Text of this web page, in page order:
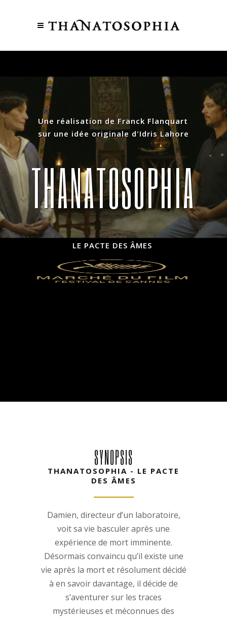
Une réalisation de Franck Flanquart
sur une idée originale d'Idris Lahore
THANATOSOPHIA
LE PACTE DES ÂMES
SYNOPSIS
THANATOSOPHIA - LE PACTE
DES ÂMES
Damien, directeur d’un laboratoire,
voit sa vie basculer après une
expérience de mort imminente.
Désormais convaincu qu’il existe une
vie après la mort et résolument décidé
à en savoir davantage, il décide de
s’aventurer sur les traces
mystérieuses et méconnues des